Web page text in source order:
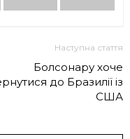
Наступна стаття
Болсонару хоче
до Бразилії із
США